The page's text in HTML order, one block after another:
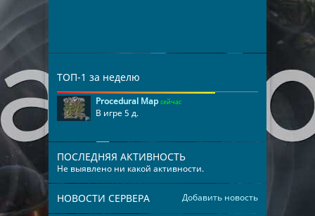
ТОП-1 за неделю
Procedural Map сейчас
В игре 5 д.
ПОСЛЕДНЯЯ АКТИВНОСТЬ
Не выявлено ни какой активности.
Добавить новость
НОВОСТИ СЕРВЕРА